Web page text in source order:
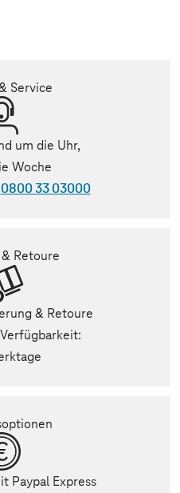
Service
um die Uhr,
Woche
0800 33 03000
Retoure
& Retoure
Paypal Express